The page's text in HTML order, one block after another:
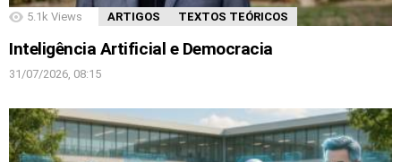
5.1k Views ARTIGOS TEXTOS TEÓRICOS
Inteligência Artificial e Democracia
31/07/2026, 08:15